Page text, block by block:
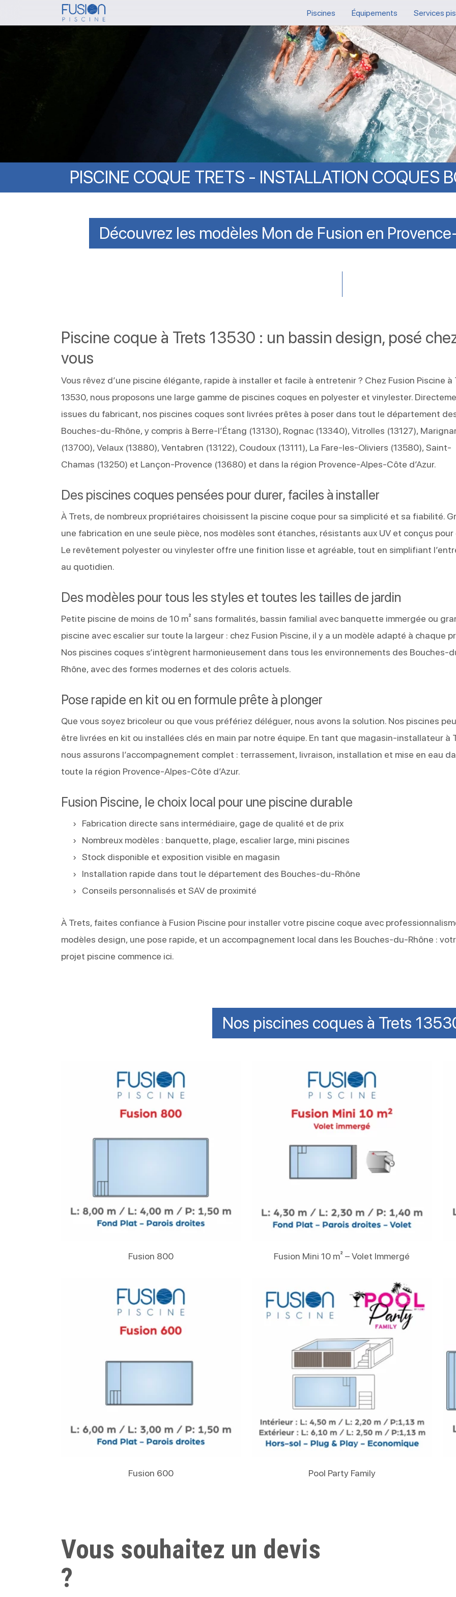
to
Piscines Équipements Services
PISCINE COQUE TRETS - INSTALLATION COQUES
Découvrez les modèles Mon de Fusion en
Piscine coque à Trets 13530 : un bassin design, posé
vous
Vous rêvez d’une piscine élégante, rapide à installer et facile à entretenir ? Chez Fusion Piscine à
13530, nous proposons une large gamme de piscines coques en polyester et vinylester.
issues du fabricant, nos piscines coques sont livrées prêtes à poser dans tout le département
Bouches-du-Rhône, y compris à Berre-l’Étang (13130), Rognac (13340), Vitrolles (13127),
(13700), Velaux (13880), Ventabren (13122), Coudoux (13111), La Fare-les-Oliviers (13580), Saint-
Chamas (13250) et Lançon-Provence (13680) et dans la région Provence-Alpes-Côte d’Azur.
Des piscines coques pensées pour durer, faciles à installer
À Trets, de nombreux propriétaires choisissent la piscine coque pour sa simplicité et sa fiabilité.
une fabrication en une seule pièce, nos modèles sont étanches, résistants aux UV et conçus pour
Le revêtement polyester ou vinylester offre une finition lisse et agréable, tout en simplifiant
au quotidien.
Des modèles pour tous les styles et toutes les tailles de jardin
Petite piscine de moins de 10 m² sans formalités, bassin familial avec banquette immergée ou
piscine avec escalier sur toute la largeur : chez Fusion Piscine, il y a un modèle adapté à chaque
Nos piscines coques s’intègrent harmonieusement dans tous les environnements des Bouches-
Rhône, avec des formes modernes et des coloris actuels.
Pose rapide en kit ou en formule prête à plonger
Que vous soyez bricoleur ou que vous préfériez déléguer, nous avons la solution. Nos piscines
être livrées en kit ou installées clés en main par notre équipe. En tant que magasin-installateur à
nous assurons l’accompagnement complet : terrassement, livraison, installation et mise en eau
toute la région Provence-Alpes-Côte d’Azur.
Fusion Piscine, le choix local pour une piscine durable
Fabrication directe sans intermédiaire, gage de qualité et de prix
Nombreux modèles : banquette, plage, escalier large, mini piscines
Stock disponible et exposition visible en magasin
Installation rapide dans tout le département des Bouches-du-Rhône
Conseils personnalisés et SAV de proximité
À Trets, faites confiance à Fusion Piscine pour installer votre piscine coque avec
modèles design, une pose rapide, et un accompagnement local dans les Bouches-du-Rhône :
projet piscine commence ici.
Nos piscines coques à Trets
Fusion 800 Lire La Suite
Fusion Mini 10 m² – Volet Immergé
Fusion 600 Pool Party Family
Vous souhaitez un devis
?